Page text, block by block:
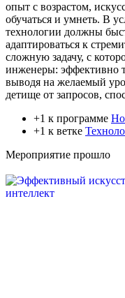
опыт с возрастом,
обучаться и умнеть. В
технологии должны
адаптироваться к
сложную задачу, с
инженеры: эффективно
выводя на желаемый
детище от запросов,
+1 к программе
+1 к ветке
Мероприятие прошло